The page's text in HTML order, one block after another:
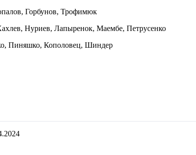
Горбунов, Трофимюк
Нуриев, Лапыренок, Маембе, Петрусенко
Пиняшко, Кополовец, Шиндер